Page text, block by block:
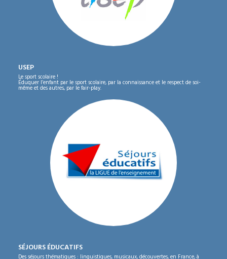
USEP
Le sport scolaire !
Éduquer l’enfant par le sport scolaire, par la connaissance et le respect de soi-
même et des autres, par le fair-play.
SÉJOURS ÉDUCATIFS
Des séjours thématiques : linguistiques, musicaux, découvertes, en France, à